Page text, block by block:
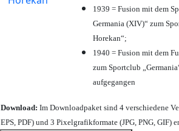
1939 = Fusion mit dem
Germania (XIV)“ zum
Horekan“;
1940 = Fusion mit dem
zum Sportclub
aufgegangen
Download: Im Downloadpaket sind 4 verschiedene
EPS, PDF) und 3 Pixelgrafikformate (JPG, PNG, GIF)